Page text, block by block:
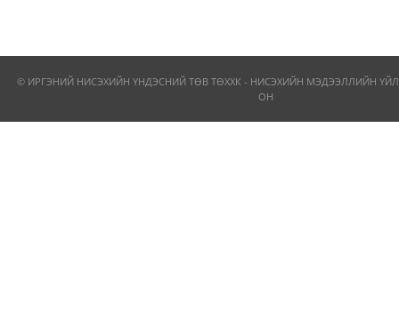
© ИРГЭНИЙ НИСЭХИЙН ҮНДЭСНИЙ ТӨВ ТӨХХК - НИСЭХИЙН МЭДЭЭЛЛИЙН
ОН